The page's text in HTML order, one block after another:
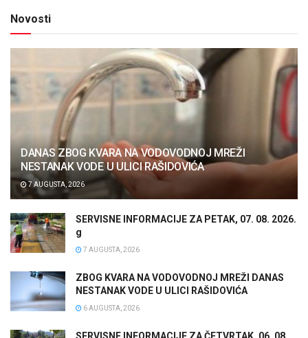
Novosti
DANAS ZBOG KVARA NA VODOVODNOJ MREŽI
NESTANAK VODE U ULICI RAŠIDOVIĆA
7 AUGUSTA, 2026
SERVISNE INFORMACIJE ZA PETAK, 07. 08. 2026.
g
7 AUGUSTA, 2026
ZBOG KVARA NA VODOVODNOJ MREŽI DANAS
NESTANAK VODE U ULICI RAŠIDOVIĆA
6 AUGUSTA, 2026